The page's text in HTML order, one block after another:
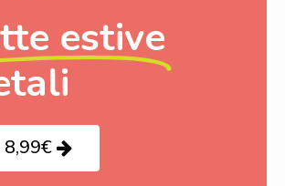
estive